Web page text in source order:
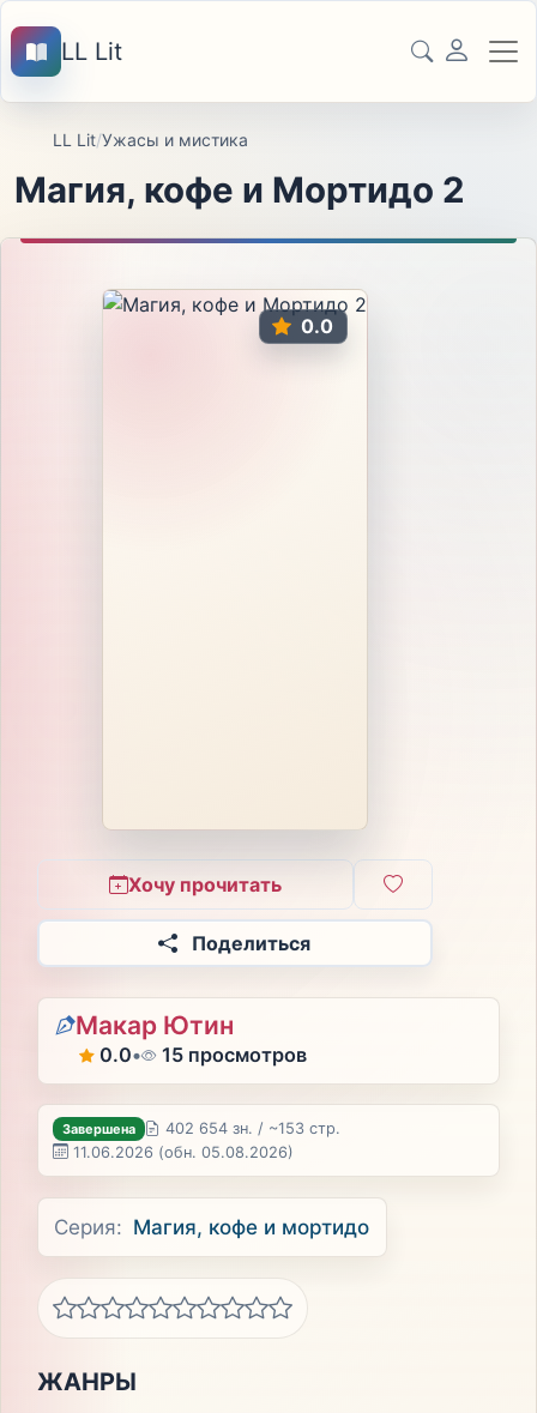
LL Lit
LL Lit/Ужасы и мистика
Магия, кофе и Мортидо 2
0.0
Хочу прочитать
Поделиться
Макар Ютин
0.0• 15 просмотров
Завершена
402 654 зн. / ~153 стр.
11.06.2026 (обн. 05.08.2026)
Серия: Магия, кофе и мортидо
ЖАНРЫ